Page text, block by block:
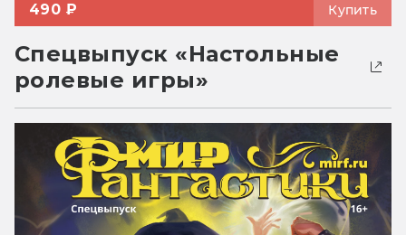
490 ₽ Купить
Спецвыпуск «Настольные
ролевые игры»